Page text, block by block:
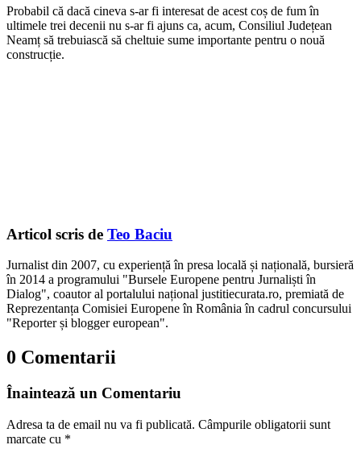
Probabil că dacă cineva s-ar fi interesat de acest coș de fum în
ultimele trei decenii nu s-ar fi ajuns ca, acum, Consiliul Județean
Neamț să trebuiască să cheltuie sume importante pentru o nouă
construcție.
Articol scris de Teo Baciu
Jurnalist din 2007, cu experiență în presa locală și națională, bursieră
în 2014 a programului "Bursele Europene pentru Jurnaliști în
Dialog", coautor al portalului național justitiecurata.ro, premiată de
Reprezentanța Comisiei Europene în România în cadrul concursului
"Reporter și blogger european".
0 Comentarii
Înaintează un Comentariu
Adresa ta de email nu va fi publicată. Câmpurile obligatorii sunt
marcate cu *